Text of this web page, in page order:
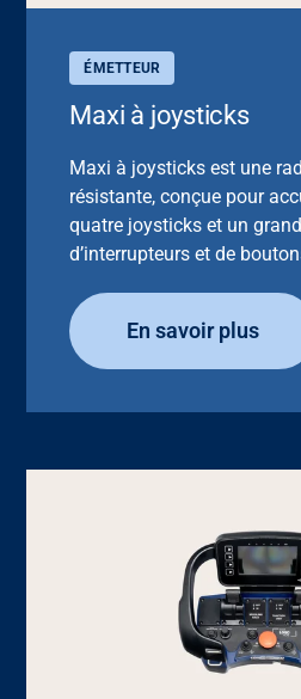
ÉMETTEUR
Maxi à joysticks
Maxi à joysticks est une
résistante, conçue pour
quatre joysticks et un
d’interrupteurs et de
En savoir plus